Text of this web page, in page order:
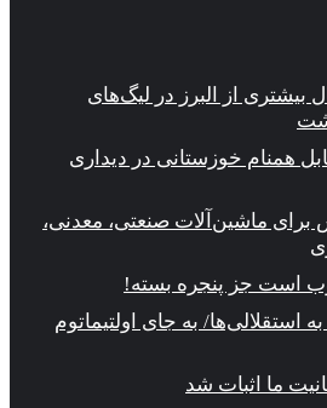
بیشتری از البرز در لیگ‌های
همنام خوزستانی در دیداری
برای ماشین‌آلات صنعتی، معدنی،
است جز پنجره بسته!
استقلالی‌ها/ به جای اولتیماتوم
ما اثبات شد